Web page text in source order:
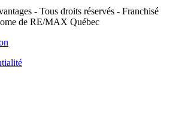
- Tous droits réservés - Franchisé
de RE/MAX Québec